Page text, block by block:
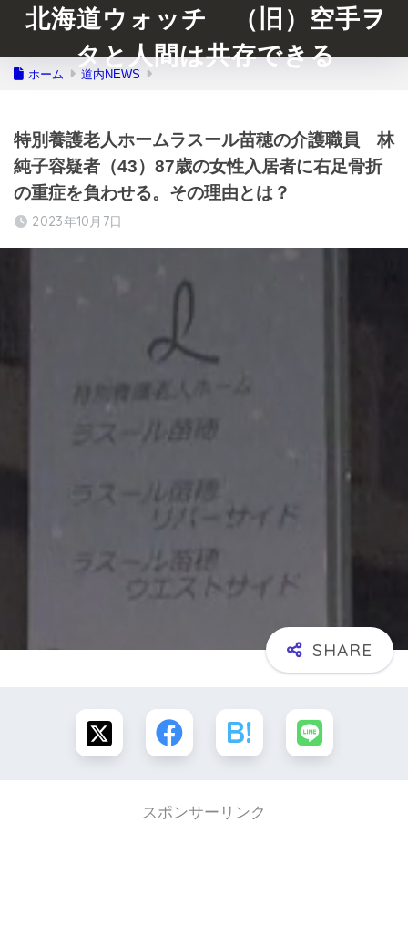
北海道ウォッチ （旧）空手ヲ
タと人間は共存できる
ホーム 道内NEWS
特別養護老人ホームラスール苗穂の介護職員 林
純子容疑者（43）87歳の女性入居者に右足骨折
の重症を負わせる。その理由とは？
2023年10月7日
スポンサーリンク